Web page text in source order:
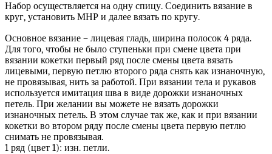
Набор осуществляется на одну спицу. Соединить вязание в
круг, установить МНР и далее вязать по кругу.
Основное вязание – лицевая гладь, ширина полосок 4 ряда.
Для того, чтобы не было ступеньки при смене цвета при
вязании кокетки первый ряд после смены цвета вязать
лицевыми, первую петлю второго ряда снять как изнаночную,
не провязывая, нить за работой. При вязании тела и рукавов
используется имитация шва в виде дорожки изнаночных
петель. При желании вы можете не вязать дорожки
изнаночных петель. В этом случае так же, как и при вязании
кокетки во втором ряду после смены цвета первую петлю
снимать не провязывая.
1 ряд (цвет 1): изн. петли.